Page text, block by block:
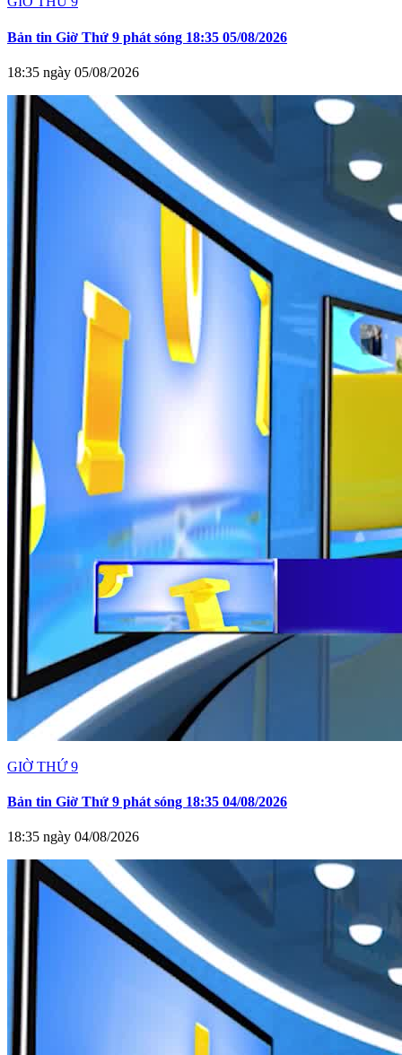
Bản tin Giờ Thứ 9 phát sóng 18:35 05/08/2026
18:35 ngày 05/08/2026
GIỜ THỨ 9
Bản tin Giờ Thứ 9 phát sóng 18:35 04/08/2026
18:35 ngày 04/08/2026